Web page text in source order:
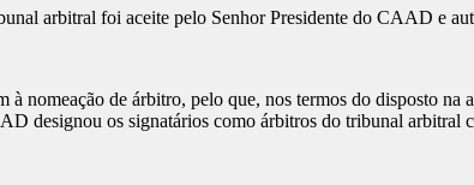
arbitral foi aceite pelo Senhor Presidente do CAAD e
à nomeação de árbitro, pelo que, nos termos do disposto
designou os signatários como árbitros do tribunal arbitral